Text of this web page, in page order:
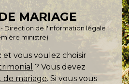
MARIAGE
- Direction de l'information légale
ministre)
et vous voulez choisir
? Vous devez
de mariage. Si vous vous